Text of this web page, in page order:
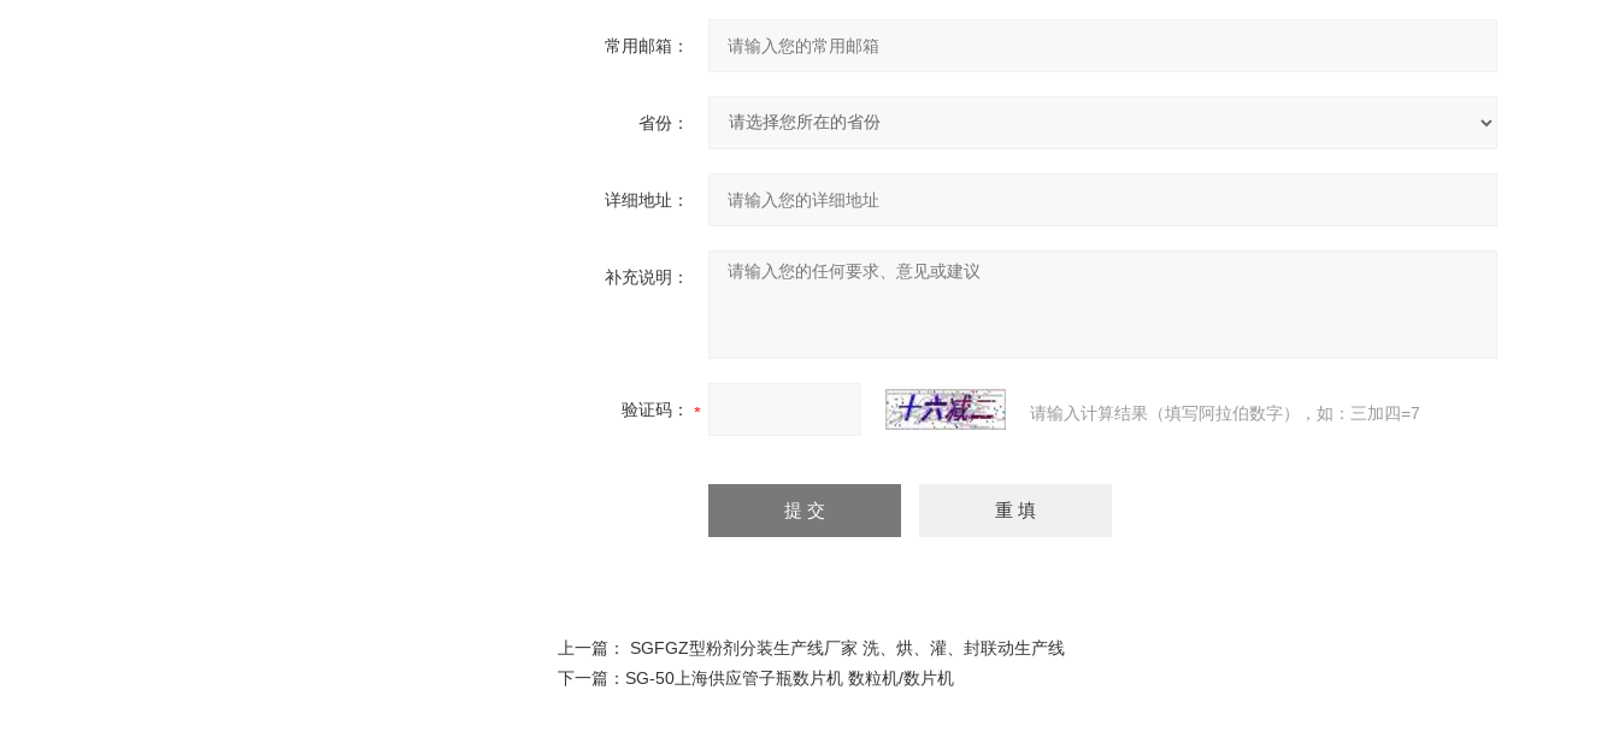
常用邮箱：
省份：
详细地址：
补充说明：
验证码： 请输入计算结果（填写阿拉伯数字），如：三加四=7
上一篇： SGFGZ型粉剂分装生产线厂家 洗、烘、灌、封联动生产线
下一篇： SG-50上海供应管子瓶数片机 数粒机/数片机